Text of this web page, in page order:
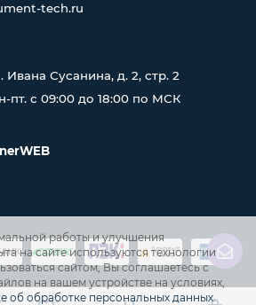
работы и улучшения
на сайте используются технологии
сайтом, Вы соглашаетесь с
на вашем устройстве на условиях,
об обработке персональных данных.
tech.ru
Сусанина, д. 2, стр. 2
пт. с 09:00 до 18:00 по МСК